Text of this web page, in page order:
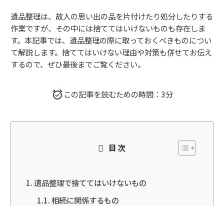
遺品整理は、故人の思い出の品を片付けたり処分したりする
作業ですが、その中には捨ててはいけないものも存在しま
す。本記事では、遺品整理の際に取っておくべきものについ
て解説します。捨ててはいけない理由や対策も併せてお伝え
するので、ぜひ最後までご覧ください。
この記事を読むための時間：3分
目次
遺品整理で捨ててはいけないもの
相続に関係するもの